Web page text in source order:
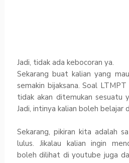
Jadi, tidak ada kebocoran ya.
Sekarang buat kalian yang
semakin bijaksana. Soal
tidak akan ditemukan sesuatu
Jadi, intinya kalian boleh belajar
Sekarang, pikiran kita adalah
lulus. Jikalau kalian ingin
boleh dilihat di youtube juga